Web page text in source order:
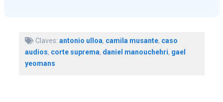
Claves: antonio ulloa, camila musante, caso
audios, corte suprema, daniel manouchehri, gael
yeomans